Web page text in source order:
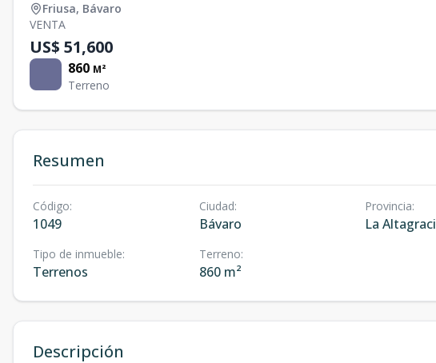
Friusa, Bávaro
VENTA
US$ 51,600
860 M²
Terreno
Resumen
Código:
1049
Ciudad:
Bávaro
Provincia:
La
Tipo de inmueble:
Terrenos
Terreno:
860 m²
Descripción